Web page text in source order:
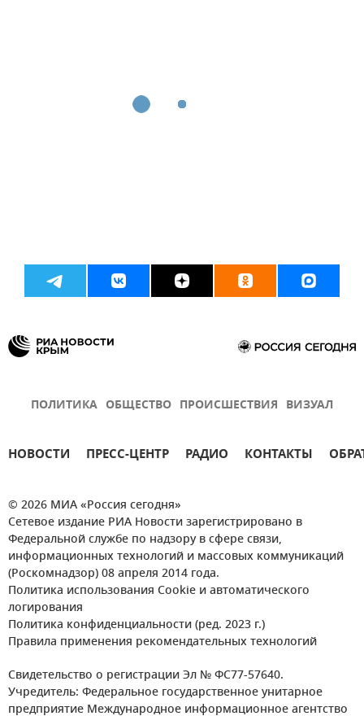
ПОЛИТИКА ОБЩЕСТВО ПРОИСШЕСТВИЯ ВИЗУАЛ
НОВОСТИ ПРЕСС-ЦЕНТР РАДИО КОНТАКТЫ
© 2026 МИА «Россия сегодня»
Сетевое издание РИА Новости зарегистрировано в
Федеральной службе по надзору в сфере связи,
информационных технологий и массовых коммуникаций
(Роскомнадзор) 08 апреля 2014 года.
Политика использования Cookie и автоматического
логирования
Политика конфиденциальности (ред. 2023 г.)
Правила применения рекомендательных технологий
Свидетельство о регистрации Эл № ФС77-57640.
Учредитель: Федеральное государственное унитарное
предприятие Международное информационное агентство